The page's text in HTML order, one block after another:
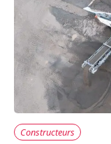
Constructeurs